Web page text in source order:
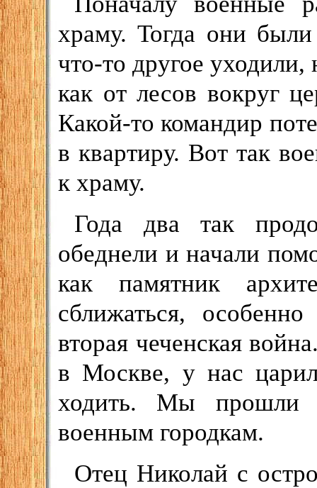
храму. Тогда они
что-то другое уходили,
как от лесов вокруг
Какой-то командир
в квартиру. Вот так
к храму.
Года два так
обеднели и начали
как памятник
сближаться,
вторая чеченская
в Москве, у нас
ходить. Мы прошли
военным городкам.
Отец Николай с